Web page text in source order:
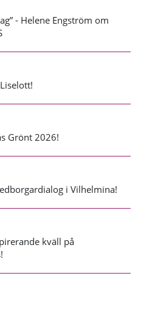
- Helene Engström om
Grönt 2026!
i Vilhelmina!
kväll på